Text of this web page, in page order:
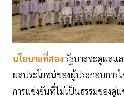
นโยบายที่สอง รัฐบาลจะดูแลแ
ผลประโยชน์ของผู้ประกอบการไ
การแข่งขันที่ไม่เป็นธรรมของคู่แ